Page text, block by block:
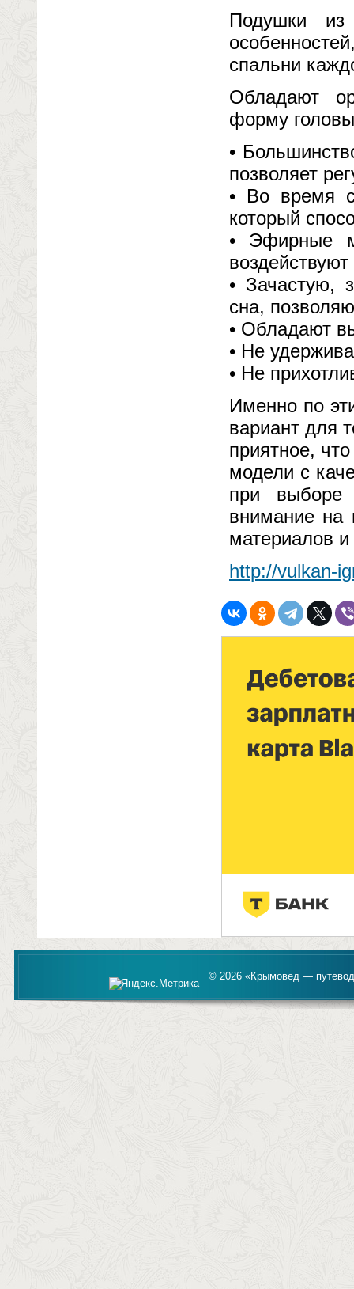
Подушки из
спальни
Обладают
форму
•
позволяет
• Во время
который
• Эфирные
• Зачастую,
сна,
• Обладают
• Не
• Не
Именно по
вариант для
приятное,
модели с
при выборе
внимание на
материалов
http://vulkan-
© 2026 «Крымовед —